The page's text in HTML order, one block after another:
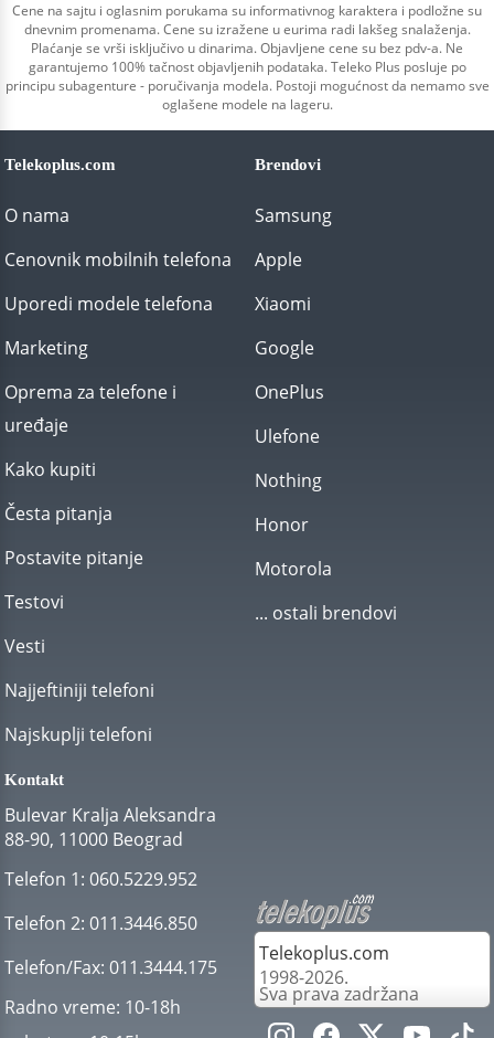
Cene na sajtu i oglasnim porukama su informativnog karaktera i podložne su
dnevnim promenama. Cene su izražene u eurima radi lakšeg snalaženja.
Plaćanje se vrši isključivo u dinarima. Objavljene cene su bez pdv-a. Ne
garantujemo 100% tačnost objavljenih podataka. Teleko Plus posluje po
principu subagenture - poručivanja modela. Postoji mogućnost da nemamo sve
oglašene modele na lageru.
Telekoplus.com
O nama
Cenovnik mobilnih telefona
Uporedi modele telefona
Marketing
Oprema za telefone i
uređaje
Kako kupiti
Česta pitanja
Postavite pitanje
Testovi
Vesti
Najjeftiniji telefoni
Najskuplji telefoni
Brendovi
Samsung
Apple
Xiaomi
Google
OnePlus
Ulefone
Nothing
Honor
Motorola
... ostali brendovi
Kontakt
Bulevar Kralja Aleksandra
88-90, 11000 Beograd
Telefon 1: 060.5229.952
Telefon 2: 011.3446.850
Telefon/Fax: 011.3444.175
Radno vreme: 10-18h
Telekoplus.com
1998-2026.
Sva prava zadržana